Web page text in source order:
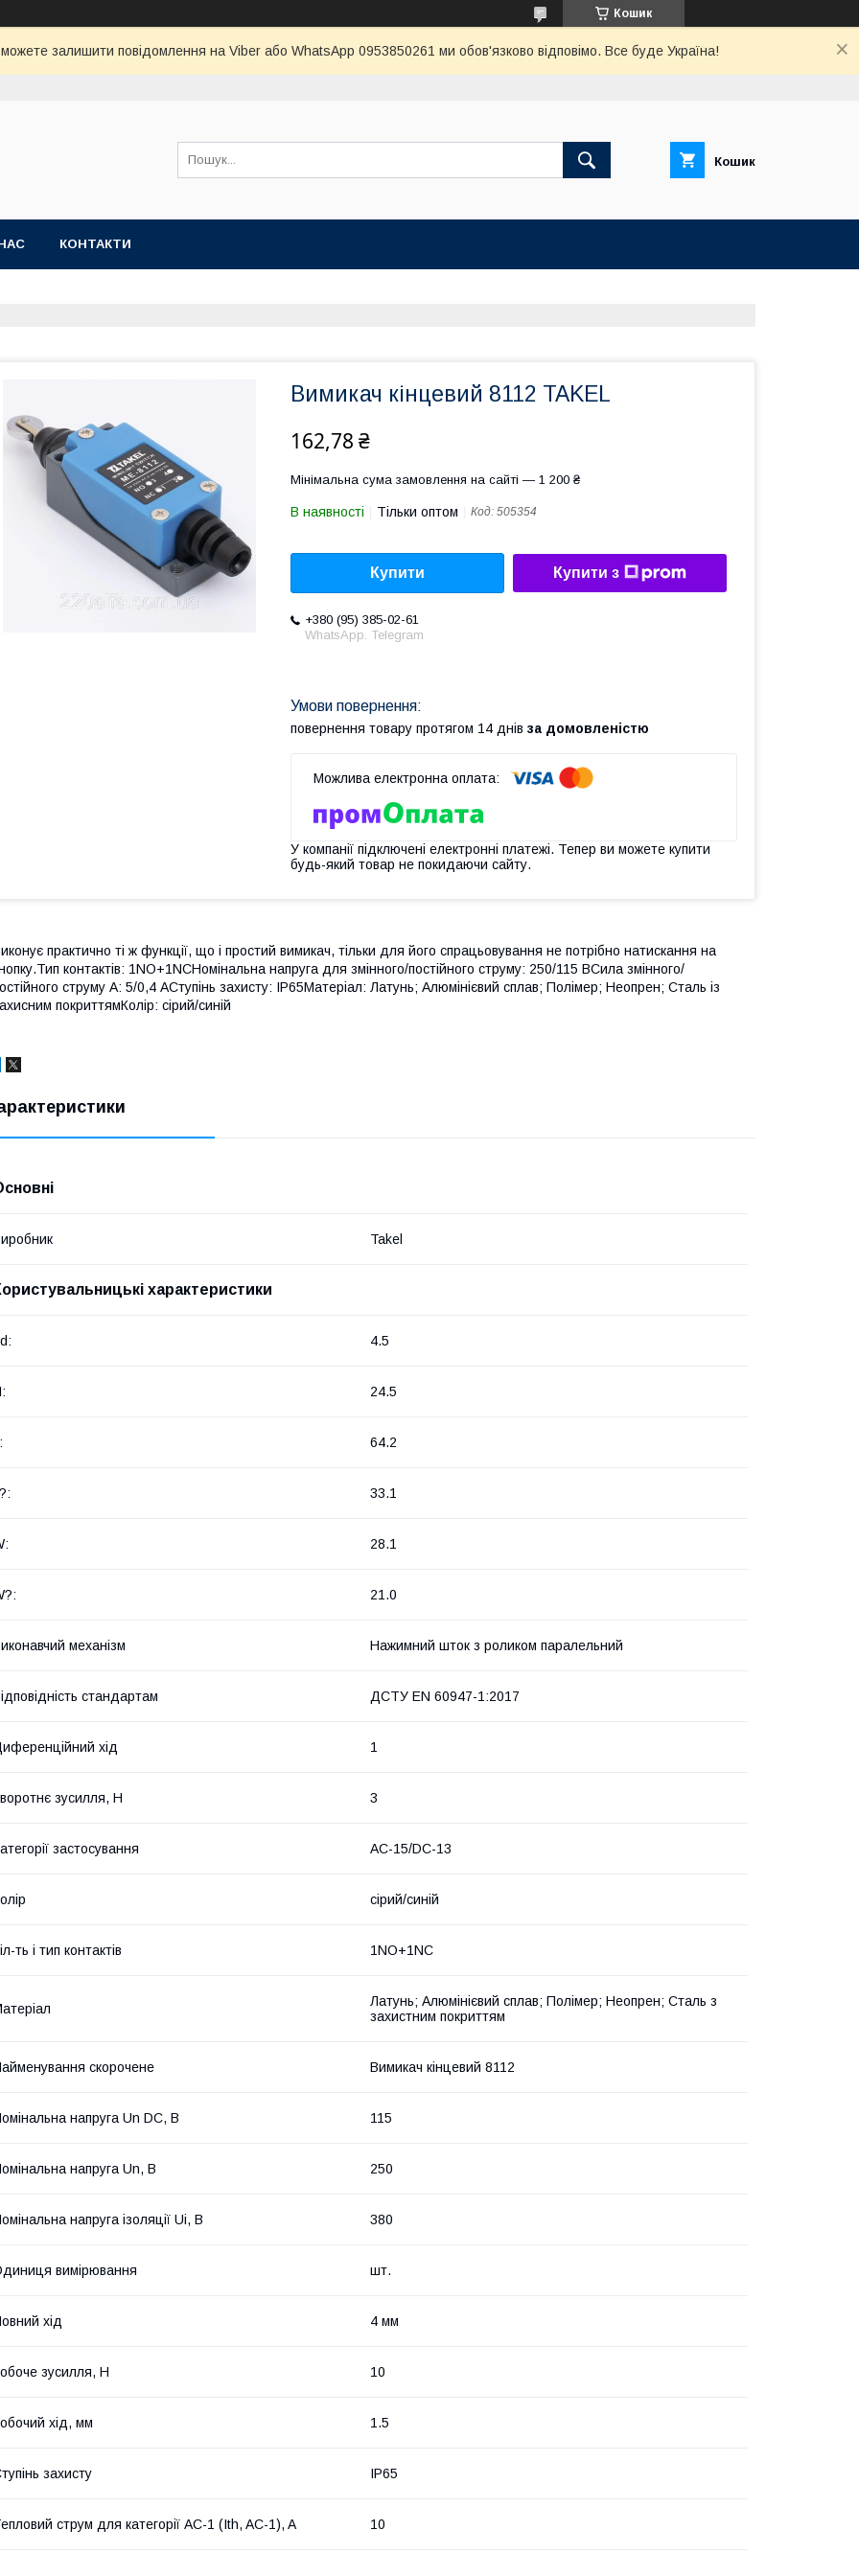
Кошик
залишити повідомлення на Viber або WhatsApp 0953850261 ми обов'язково відповімо. Все буде Україна!
Кошик
КОНТАКТИ
Вимикач кінцевий 8112 TAKEL
162,78 ₴
Мінімальна сума замовлення на сайті — 1 200 ₴
В наявності Тільки оптом Код: 505354
Купити Купити з
+380 (95) 385-02-61
WhatsApp. Telegram
повернення товару протягом 14 днів за домовленістю
У компанії підключені електронні платежі. Тепер ви можете купити
будь-який товар не покидаючи сайту.
практично ті ж функції, що і простий вимикач, тільки для його спрацьовування не потрібно натискання на
контактів: 1NO+1NCНомінальна напруга для змінного/постійного струму: 250/115 ВСила змінного/
струму А: 5/0,4 АСтупінь захисту: IP65Матеріал: Латунь; Алюмінієвий сплав; Полімер; Неопрен; Сталь із
покриттямКолір: сірий/синій
Takel
характеристики
4.5
24.5
64.2
33.1
28.1
21.0
механізм Нажимний шток з роликом паралельний
стандартам ДСТУ EN 60947-1:2017
хід 1
зусилля, Н 3
застосування AC-15/DC-13
сірий/синій
ть і тип контактів 1NO+1NC
Латунь; Алюмінієвий сплав; Полімер; Неопрен; Сталь з
захистним покриттям
скорочене Вимикач кінцевий 8112
напруга Un DC, В 115
напруга Un, В 250
напруга ізоляції Ui, В 380
вимірювання шт.
хід 4 мм
зусилля, Н 10
хід, мм 1.5
захисту IP65
струм для категорії AC-1 (Ith, AC-1), A 10